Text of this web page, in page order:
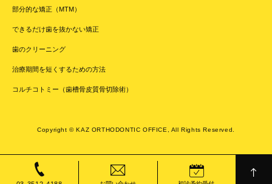
部分的な矯正（MTM）
できるだけ歯を抜かない矯正
歯のクリーニング
治療期間を短くするための方法
コルチコトミー（歯槽骨皮質骨切除術）
Copyright © KAZ ORTHODONTIC OFFICE, All Rights Reserved.